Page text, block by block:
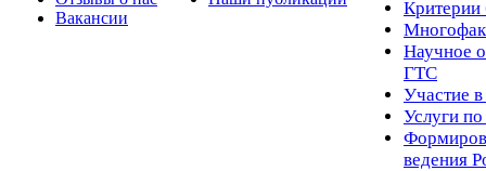
Вакансии
Критерии
Научное
ГТС
Участие
Услуги
ведения